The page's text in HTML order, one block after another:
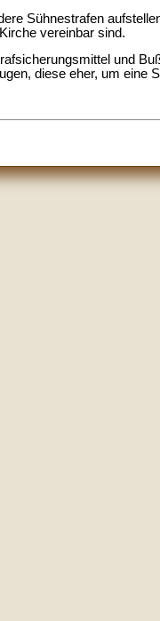
aufstellen,
vereinbar sind.
und
diese eher, um eine